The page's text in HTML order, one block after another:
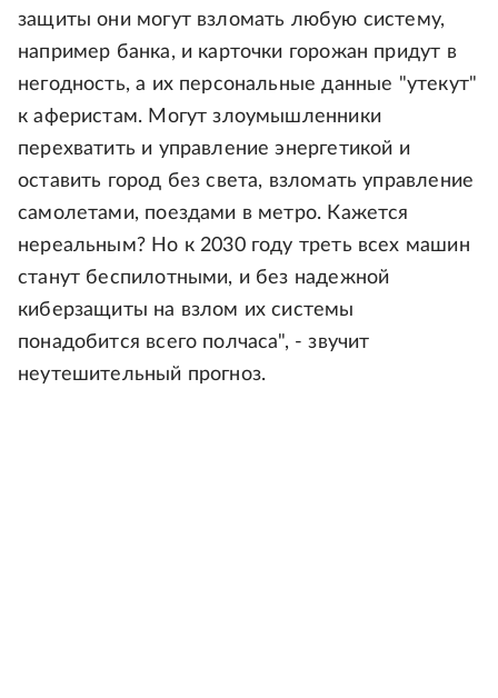
защиты они могут взломать любую систему,
например банка, и карточки горожан придут в
негодность, а их персональные данные "утекут"
к аферистам. Могут злоумышленники
перехватить и управление энергетикой и
оставить город без света, взломать управление
самолетами, поездами в метро. Кажется
нереальным? Но к 2030 году треть всех машин
станут беспилотными, и без надежной
киберзащиты на взлом их системы
понадобится всего полчаса", - звучит
неутешительный прогноз.